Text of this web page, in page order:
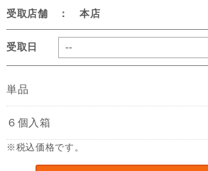
受取店舗 ： 本店
受取日
単品
６個入箱
※税込価格です。